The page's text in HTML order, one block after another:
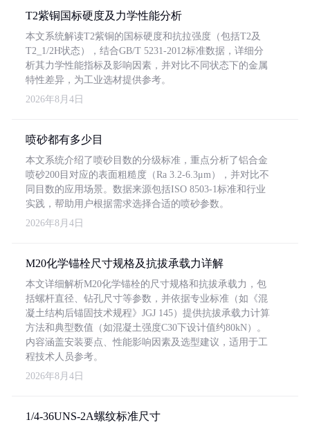
T2紫铜国标硬度及力学性能分析
本文系统解读T2紫铜的国标硬度和抗拉强度（包括T2及
T2_1/2H状态），结合GB/T 5231-2012标准数据，详细分
析其力学性能指标及影响因素，并对比不同状态下的金属
特性差异，为工业选材提供参考。
2026年8月4日
喷砂都有多少目
本文系统介绍了喷砂目数的分级标准，重点分析了铝合金
喷砂200目对应的表面粗糙度（Ra 3.2-6.3μm），并对比不
同目数的应用场景。数据来源包括ISO 8503-1标准和行业
实践，帮助用户根据需求选择合适的喷砂参数。
2026年8月4日
M20化学锚栓尺寸规格及抗拔承载力详解
本文详细解析M20化学锚栓的尺寸规格和抗拔承载力，包
括螺杆直径、钻孔尺寸等参数，并依据专业标准（如《混
凝土结构后锚固技术规程》JGJ 145）提供抗拔承载力计算
方法和典型数值（如混凝土强度C30下设计值约80kN）。
内容涵盖安装要点、性能影响因素及选型建议，适用于工
程技术人员参考。
2026年8月4日
1/4-36UNS-2A螺纹标准尺寸